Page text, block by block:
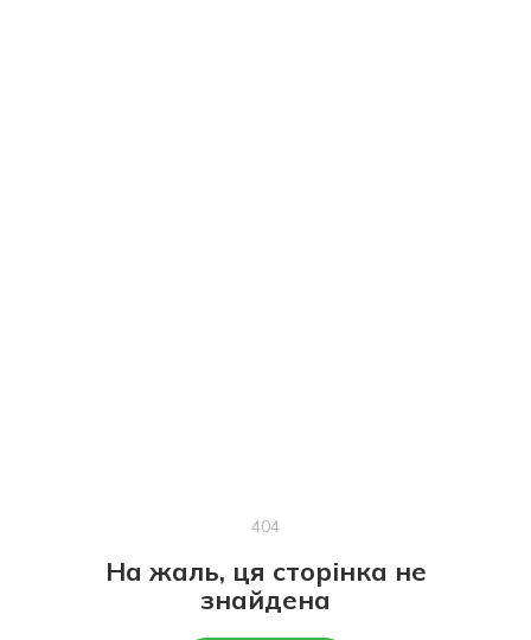
404
На жаль, ця сторінка не
знайдена